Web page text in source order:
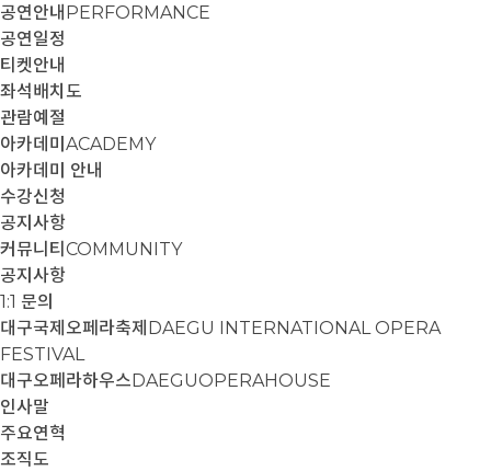
공연안내 PERFORMANCE
공연일정
티켓안내
좌석배치도
관람예절
아카데미 ACADEMY
아카데미 안내
수강신청
공지사항
커뮤니티 COMMUNITY
공지사항
1:1 문의
대구국제오페라축제 DAEGU INTERNATIONAL OPERA
FESTIVAL
대구오페라하우스DAEGUOPERAHOUSE
인사말
주요연혁
조직도